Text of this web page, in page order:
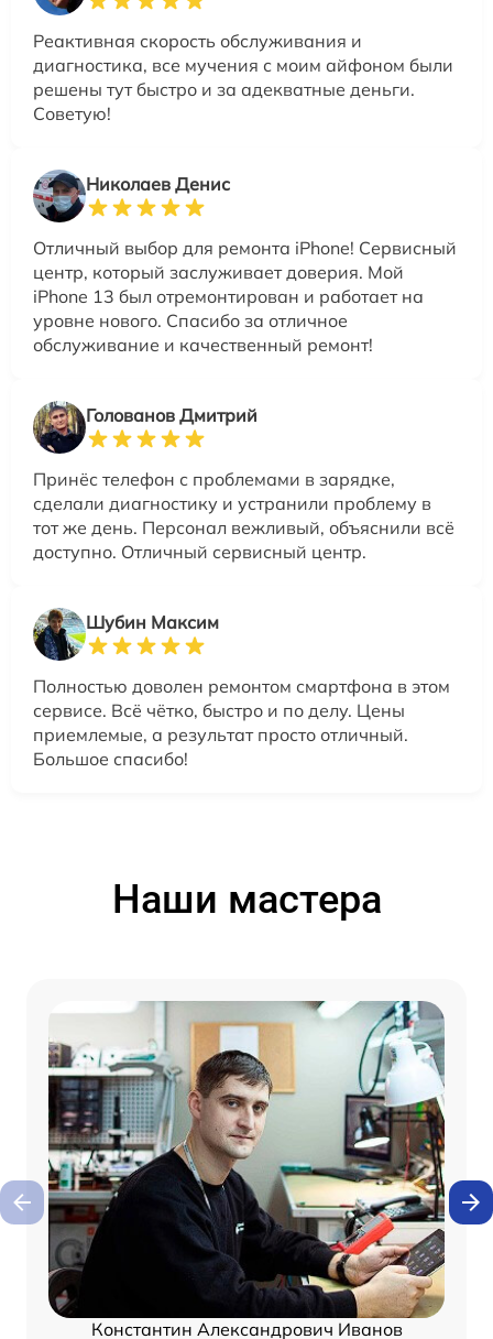
Реактивная скорость обслуживания и
диагностика, все мучения с моим айфоном были
решены тут быстро и за адекватные деньги.
Советую!
Николаев Денис
Отличный выбор для ремонта iPhone! Сервисный
центр, который заслуживает доверия. Мой
iPhone 13 был отремонтирован и работает на
уровне нового. Спасибо за отличное
обслуживание и качественный ремонт!
Голованов Дмитрий
Принёс телефон с проблемами в зарядке,
сделали диагностику и устранили проблему в
тот же день. Персонал вежливый, объяснили всё
доступно. Отличный сервисный центр.
Шубин Максим
Полностью доволен ремонтом смартфона в этом
сервисе. Всё чётко, быстро и по делу. Цены
приемлемые, а результат просто отличный.
Большое спасибо!
Наши мастера
Константин Александрович Иванов